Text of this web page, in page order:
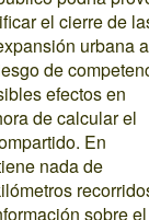
el cierre de
urbana
de
efectos en
de calcular el
En
nada de
sobre el